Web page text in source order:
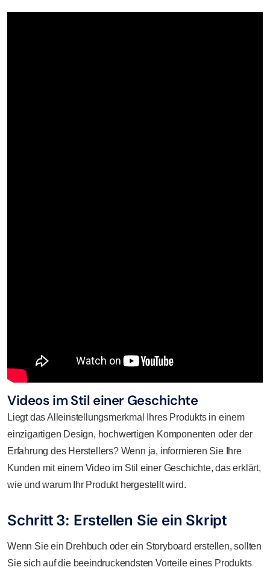
Videos im Stil einer Geschichte
Liegt das Alleinstellungsmerkmal Ihres Produkts in einem
einzigartigen Design, hochwertigen Komponenten oder der
Erfahrung des Herstellers? Wenn ja, informieren Sie Ihre
Kunden mit einem Video im Stil einer Geschichte, das erklärt,
wie und warum Ihr Produkt hergestellt wird.
Schritt 3: Erstellen Sie ein Skript
Wenn Sie ein Drehbuch oder ein Storyboard erstellen, sollten
Sie sich auf die beeindruckendsten Vorteile eines Produkts